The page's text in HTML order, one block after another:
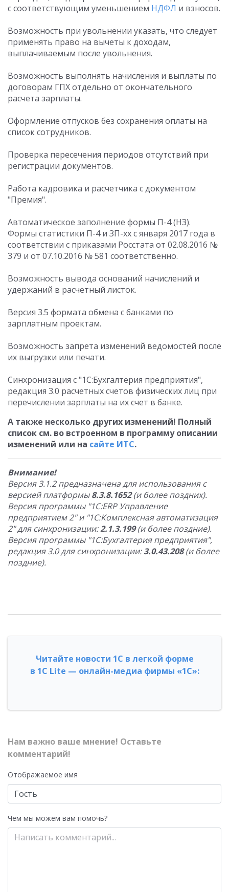
с соответствующим уменьшением НДФЛ и взносов.
Возможность при увольнении указать, что следует
применять право на вычеты к доходам,
выплачиваемым после увольнения.
Возможность выполнять начисления и выплаты по
договорам ГПХ отдельно от окончательного
расчета зарплаты.
Оформление отпусков без сохранения оплаты на
список сотрудников.
Проверка пересечения периодов отсутствий при
регистрации документов.
Работа кадровика и расчетчика с документом
"Премия".
Автоматическое заполнение формы П-4 (НЗ).
Формы статистики П-4 и ЗП-хх с января 2017 года в
соответствии с приказами Росстата от 02.08.2016 №
379 и от 07.10.2016 № 581 соответственно.
Возможность вывода оснований начислений и
удержаний в расчетный листок.
Версия 3.5 формата обмена с банками по
зарплатным проектам.
Возможность запрета изменений ведомостей после
их выгрузки или печати.
Синхронизация с "1С:Бухгалтерия предприятия",
редакция 3.0 расчетных счетов физических лиц при
перечислении зарплаты на их счет в банке.
А также несколько других изменений! Полный
список см. во встроенном в программу описании
изменений или на сайте ИТС.
Внимание!
Версия 3.1.2 предназначена для использования с
версией платформы8.3.8.1652(и более поздних).
Версия программы "1С:ERP Управление
предприятием 2" и "1С:Комплексная автоматизация
2" для синхронизации:2.1.3.199(и более поздние).
Версия программы "1С:Бухгалтерия предприятия",
редакция 3.0 для синхронизации:3.0.43.208(и более
поздние).
Читайте новости 1С в легкой форме
в 1С Lite — онлайн-медиа фирмы «1С»:
Нам важно ваше мнение! Оставьте
комментарий!
Отображаемое имя
Чем мы можем вам помочь?